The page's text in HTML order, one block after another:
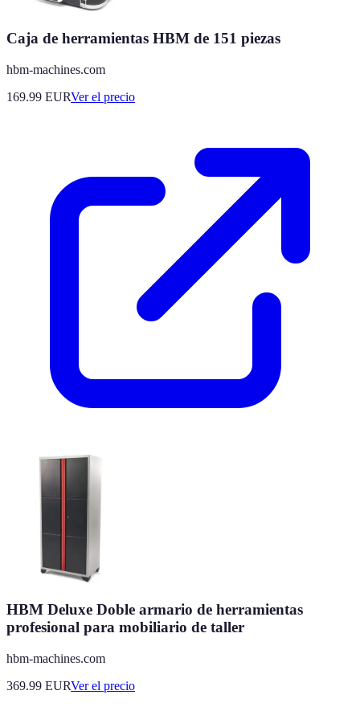
Caja de herramientas HBM de 151 piezas
hbm-machines.com
169.99 EURVer el precio
HBM Deluxe Doble armario de herramientas
profesional para mobiliario de taller
hbm-machines.com
369.99 EURVer el precio